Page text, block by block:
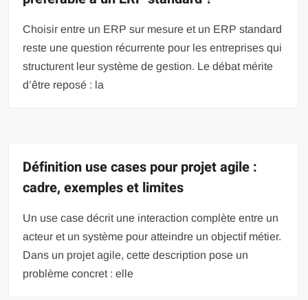
Choisir entre un ERP sur mesure et un ERP standard
reste une question récurrente pour les entreprises qui
structurent leur système de gestion. Le débat mérite
d’être reposé : la
Définition use cases pour projet agile :
cadre, exemples et limites
Un use case décrit une interaction complète entre un
acteur et un système pour atteindre un objectif métier.
Dans un projet agile, cette description pose un
problème concret : elle